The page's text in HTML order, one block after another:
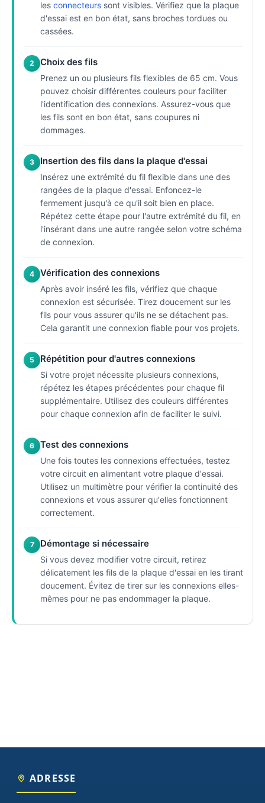
les connecteurs sont visibles. Vérifiez que la plaque
d'essai est en bon état, sans broches tordues ou
cassées.
2 Choix des fils
Prenez un ou plusieurs fils flexibles de 65 cm. Vous
pouvez choisir différentes couleurs pour faciliter
l'identification des connexions. Assurez-vous que
les fils sont en bon état, sans coupures ni
dommages.
3 Insertion des fils dans la plaque d'essai
Insérez une extrémité du fil flexible dans une des
rangées de la plaque d'essai. Enfoncez-le
fermement jusqu'à ce qu'il soit bien en place.
Répétez cette étape pour l'autre extrémité du fil, en
l'insérant dans une autre rangée selon votre schéma
de connexion.
4 Vérification des connexions
Après avoir inséré les fils, vérifiez que chaque
connexion est sécurisée. Tirez doucement sur les
fils pour vous assurer qu'ils ne se détachent pas.
Cela garantit une connexion fiable pour vos projets.
5 Répétition pour d'autres connexions
Si votre projet nécessite plusieurs connexions,
répétez les étapes précédentes pour chaque fil
supplémentaire. Utilisez des couleurs différentes
pour chaque connexion afin de faciliter le suivi.
6 Test des connexions
Une fois toutes les connexions effectuées, testez
votre circuit en alimentant votre plaque d'essai.
Utilisez un multimètre pour vérifier la continuité des
connexions et vous assurer qu'elles fonctionnent
correctement.
7 Démontage si nécessaire
Si vous devez modifier votre circuit, retirez
délicatement les fils de la plaque d'essai en les tirant
doucement. Évitez de tirer sur les connexions elles-
mêmes pour ne pas endommager la plaque.
ADRESSE